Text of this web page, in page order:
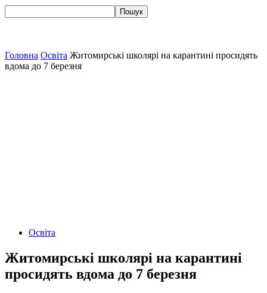
Головна Освіта Житомирські школярі на карантині просидять
вдома до 7 березня
Освіта
Житомирські школярі на карантині
просидять вдома до 7 березня